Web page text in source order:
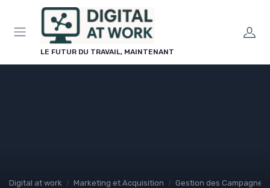
LE FUTUR DU TRAVAIL, MAINTENANT
Digital at work Marketing et Acquisition Gestion des
Panneau de gestion des cookies